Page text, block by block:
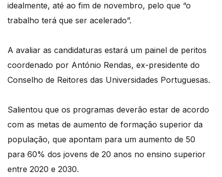
idealmente, até ao fim de novembro, pelo que “o
trabalho terá que ser acelerado”.
A avaliar as candidaturas estará um painel de peritos
coordenado por António Rendas, ex-presidente do
Conselho de Reitores das Universidades Portuguesas.
Salientou que os programas deverão estar de acordo
com as metas de aumento de formação superior da
população, que apontam para um aumento de 50
para 60% dos jovens de 20 anos no ensino superior
entre 2020 e 2030.